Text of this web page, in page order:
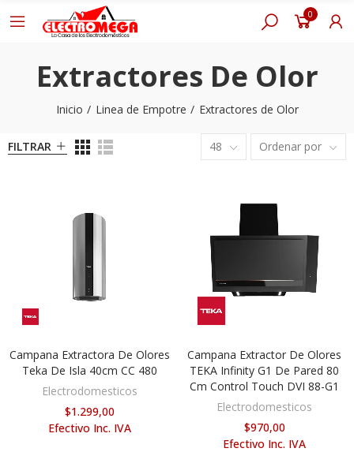
0
Extractores De Olor
Inicio Linea de Empotre Extractores de Olor
FILTRAR 48 Ordenar por
AÑADIR AL CARRITO
Campana Extractora De Olores
Teka De Isla 40cm CC 480
Electrodomesticos
$1.299,00
Efectivo Inc. IVA
AÑADIR AL CARRITO
Campana Extractor De Olores
TEKA Infinity G1 De Pared 80
Cm Control Touch DVI 88-G1
Electrodomesticos
$970,00
Efectivo Inc. IVA